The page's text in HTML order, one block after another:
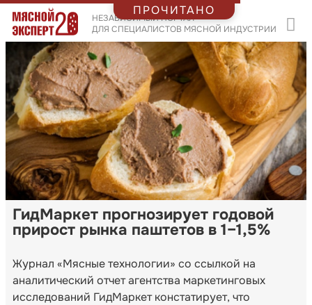
НЕЗАВИСИМЫЙ ПОРТАЛ
ДЛЯ СПЕЦИАЛИСТОВ МЯСНОЙ ИНДУСТРИИ
ГидМаркет прогнозирует годовой
прирост рынка паштетов в 1–1,5%
Журнал «Мясные технологии» со ссылкой на
аналитический отчет агентства маркетинговых
исследований ГидМаркет констатирует, что
ПРОЧИТАНО